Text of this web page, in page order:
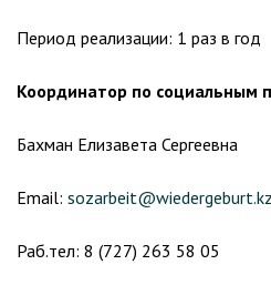
Период реализации: 1 раз в год
Координатор по социальным
Бахман Елизавета Сергеевна
Email: sozarbeit@wiedergeburt.kz
Раб.тел: 8 (727) 263 58 05